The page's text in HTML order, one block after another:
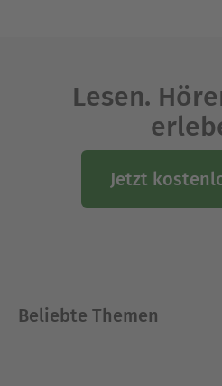
Lesen.
Jetzt
Beliebte Themen